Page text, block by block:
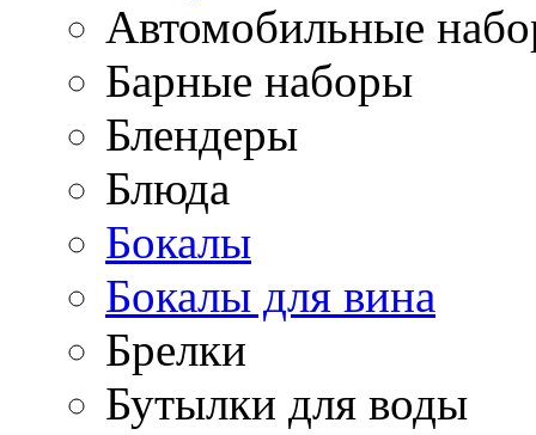
Автомобильные
Барные наборы
Блендеры
Блюда
Бокалы
Бокалы для вина
Брелки
Бутылки для воды